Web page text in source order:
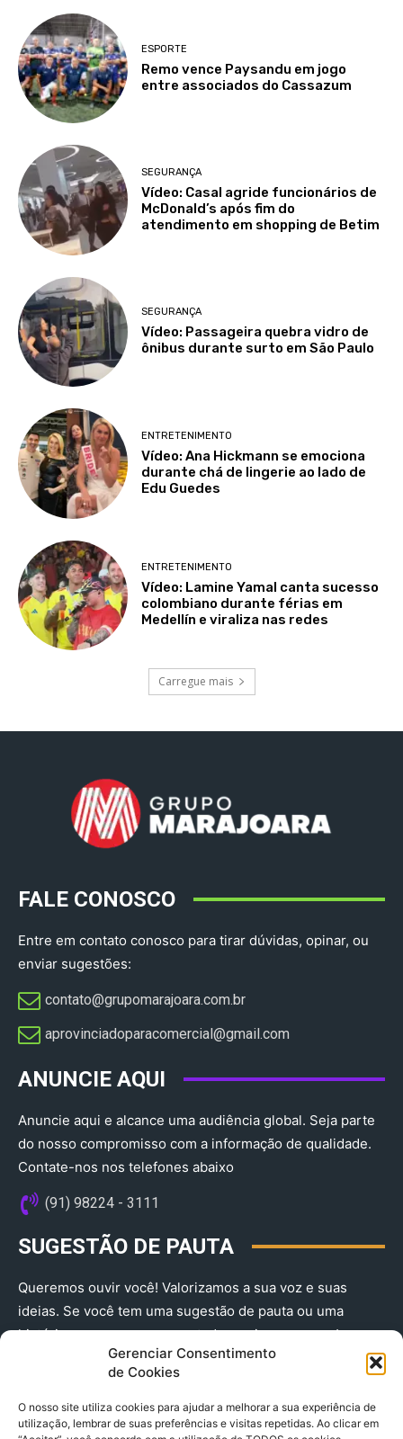
Gerenciar Consentimento
de Cookies
O nosso site utiliza cookies para ajudar a melhorar a sua experiência de
utilização, lembrar de suas preferências e visitas repetidas. Ao clicar em
ESPORTE
Remo vence Paysandu em jogo
entre associados do Cassazum
SEGURANÇA
Vídeo: Casal agride funcionários de
McDonald’s após fim do
atendimento em shopping de Betim
SEGURANÇA
Vídeo: Passageira quebra vidro de
ônibus durante surto em São Paulo
ENTRETENIMENTO
Vídeo: Ana Hickmann se emociona
durante chá de lingerie ao lado de
Edu Guedes
ENTRETENIMENTO
Vídeo: Lamine Yamal canta sucesso
colombiano durante férias em
Medellín e viraliza nas redes
Carregue mais
FALE CONOSCO
Entre em contato conosco para tirar dúvidas, opinar, ou
enviar sugestões:
contato@grupomarajoara.com.br
aprovinciadoparacomercial@gmail.com​
ANUNCIE AQUI
Anuncie aqui e alcance uma audiência global. Seja parte
do nosso compromisso com a informação de qualidade.
Contate-nos nos telefones abaixo
(91) 98224 - 3111
SUGESTÃO DE PAUTA
Queremos ouvir você! Valorizamos a sua voz e suas
ideias. Se você tem uma sugestão de pauta ou uma
história que merece ser contada, envie-nos agora!
(91) 98224 - 3111